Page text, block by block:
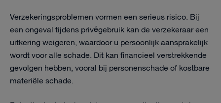
Verzekeringsproblemen vormen een serieus risico. Bij
een ongeval tijdens privégebruik kan de verzekeraar een
uitkering weigeren, waardoor u persoonlijk aansprakelijk
wordt voor alle schade. Dit kan financieel verstrekkende
gevolgen hebben, vooral bij personenschade of kostbare
materiële schade.